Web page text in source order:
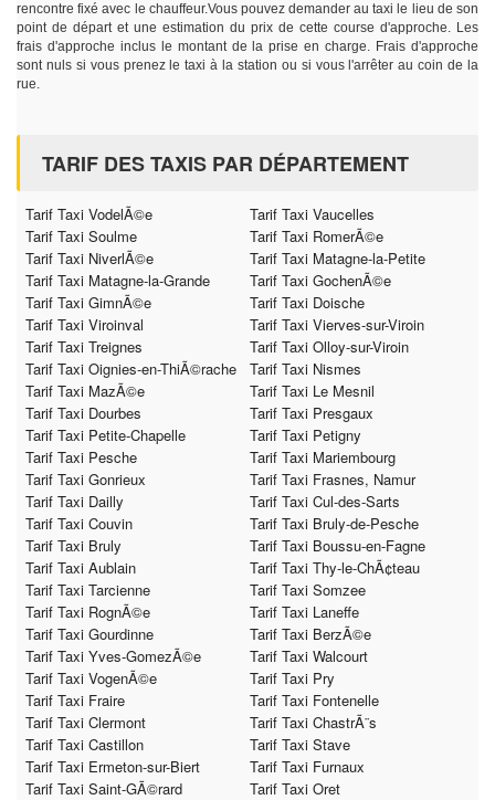
rencontre fixé avec le chauffeur.Vous pouvez demander au taxi le lieu de son
point de départ et une estimation du prix de cette course d'approche. Les
frais d'approche inclus le montant de la prise en charge. Frais d'approche
sont nuls si vous prenez le taxi à la station ou si vous l'arrêter au coin de la
rue.
TARIF DES TAXIS PAR DÉPARTEMENT
Tarif Taxi VodelÃ©e
Tarif Taxi Vaucelles
Tarif Taxi Soulme
Tarif Taxi RomerÃ©e
Tarif Taxi NiverlÃ©e
Tarif Taxi Matagne-la-Petite
Tarif Taxi Matagne-la-Grande
Tarif Taxi GochenÃ©e
Tarif Taxi GimnÃ©e
Tarif Taxi Doische
Tarif Taxi Viroinval
Tarif Taxi Vierves-sur-Viroin
Tarif Taxi Treignes
Tarif Taxi Olloy-sur-Viroin
Tarif Taxi Oignies-en-ThiÃ©rache
Tarif Taxi Nismes
Tarif Taxi MazÃ©e
Tarif Taxi Le Mesnil
Tarif Taxi Dourbes
Tarif Taxi Presgaux
Tarif Taxi Petite-Chapelle
Tarif Taxi Petigny
Tarif Taxi Pesche
Tarif Taxi Mariembourg
Tarif Taxi Gonrieux
Tarif Taxi Frasnes, Namur
Tarif Taxi Dailly
Tarif Taxi Cul-des-Sarts
Tarif Taxi Couvin
Tarif Taxi Bruly-de-Pesche
Tarif Taxi Bruly
Tarif Taxi Boussu-en-Fagne
Tarif Taxi Aublain
Tarif Taxi Thy-le-ChÃ¢teau
Tarif Taxi Tarcienne
Tarif Taxi Somzee
Tarif Taxi RognÃ©e
Tarif Taxi Laneffe
Tarif Taxi Gourdinne
Tarif Taxi BerzÃ©e
Tarif Taxi Yves-GomezÃ©e
Tarif Taxi Walcourt
Tarif Taxi VogenÃ©e
Tarif Taxi Pry
Tarif Taxi Fraire
Tarif Taxi Fontenelle
Tarif Taxi Clermont
Tarif Taxi ChastrÃ¨s
Tarif Taxi Castillon
Tarif Taxi Stave
Tarif Taxi Ermeton-sur-Biert
Tarif Taxi Furnaux
Tarif Taxi Saint-GÃ©rard
Tarif Taxi Oret